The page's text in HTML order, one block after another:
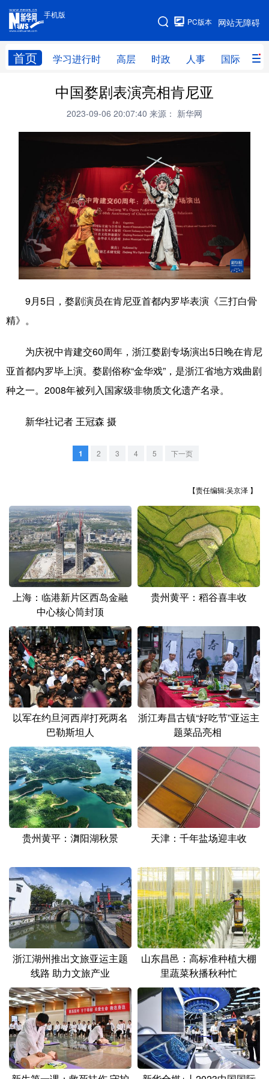
手机版
网站无障碍
PC版本
首页 学习进行时 高层 时政 人事 国际 财
手机版
网站地图
学习进行时 高层 时政
财经 网评
思客智库 全球连线
科创 量子
文化 健康
访谈 视频 图片
法律 中央文件 金融
食品 人居 信息化 数字经济
公益 一带一路 亚太网 上市公司
文化产业
江苏
浙江 安徽 福建 江西
山东 河南 湖北 湖南
广东 广西 海南 重庆
四川 贵州 云南 西藏
陕西 甘肃
新疆 内蒙古 黑龙江
多语种频道
English Español Français عربى
Deutsch Português
中国婺剧表演亮相肯尼亚
2023-09-06 20:07:40 来源： 新华网
9月5日，婺剧演员在肯尼亚首都内罗毕表演《三打白骨
精》。
为庆祝中肯建交60周年，浙江婺剧专场演出5日晚在肯尼
亚首都内罗毕上演。婺剧俗称“金华戏”，是浙江省地方戏曲剧
种之一。2008年被列入国家级非物质文化遗产名录。
新华社记者 王冠森 摄
1 2 3 4 5 下一页
【责任编辑:吴京泽 】
上海：临港新片区西岛金融
中心核心筒封顶
贵州黄平：稻谷喜丰收
以军在约旦河西岸打死两名
巴勒斯坦人
浙江寿昌古镇“好吃节”亚运主
题菜品亮相
贵州黄平：㵲阳湖秋景 天津：千年盐场迎丰收
浙江湖州推出文旅亚运主题
线路 助力文旅产业
山东昌邑：高标准种植大棚
里蔬菜秋播秋种忙